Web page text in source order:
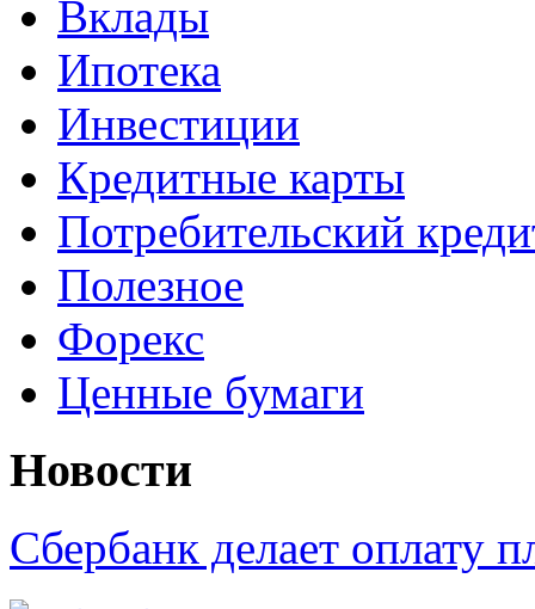
Вклады
Ипотека
Инвестиции
Кредитные карты
Потребительский
Полезное
Форекс
Ценные бумаги
Новости
Сбербанк делает